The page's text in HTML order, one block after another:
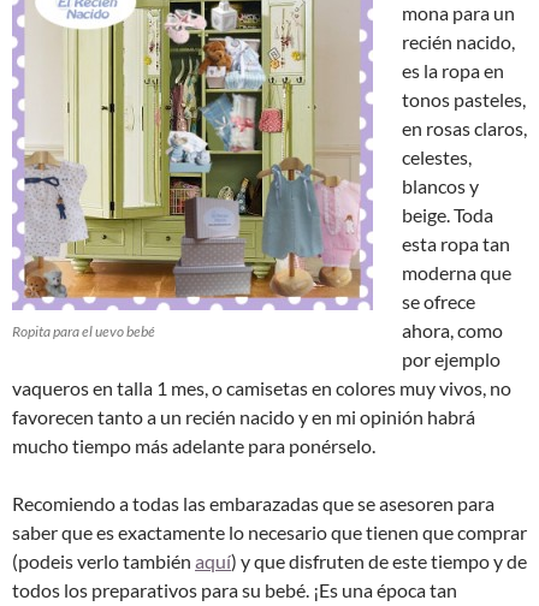
Ropita para el uevo bebé
mona para un
recién nacido,
es la ropa en
tonos pasteles,
en rosas claros,
celestes,
blancos y
beige. Toda
esta ropa tan
moderna que
se ofrece
ahora, como
por ejemplo
vaqueros en talla 1 mes, o camisetas en colores muy vivos, no
favorecen tanto a un recién nacido y en mi opinión habrá
mucho tiempo más adelante para ponérselo.
Recomiendo a todas las embarazadas que se asesoren para
saber que es exactamente lo necesario que tienen que comprar
(podeis verlo también aquí) y que disfruten de este tiempo y de
todos los preparativos para su bebé. ¡Es una época tan